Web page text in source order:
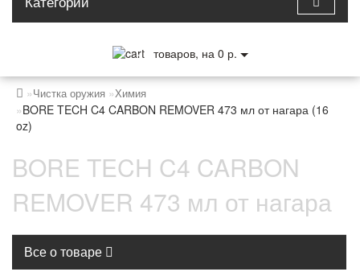
0 товаров, на 0 р.
Чистка оружия Химия
BORE TECH C4 CARBON REMOVER 473 мл от нагара (16
oz)
BORE TECH C4 CARBON
REMOVER 473 мл от нагара
Все о товаре